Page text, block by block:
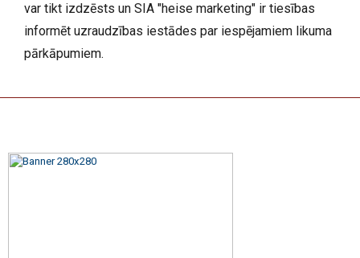
var tikt izdzēsts un SIA "heise marketing" ir tiesības
informēt uzraudzības iestādes par iespējamiem likuma
pārkāpumiem.